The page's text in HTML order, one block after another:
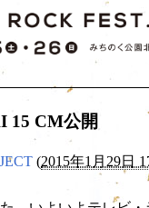
15 CM公開
(2015年1月29日